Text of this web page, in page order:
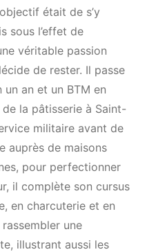
était de s’y
sous l’effet de
véritable passion
de rester. Il passe
an et un BTM en
de la pâtisserie à Saint-
militaire avant de
auprès de maisons
pour perfectionner
il complète son cursus
en charcuterie et en
une
illustrant aussi les